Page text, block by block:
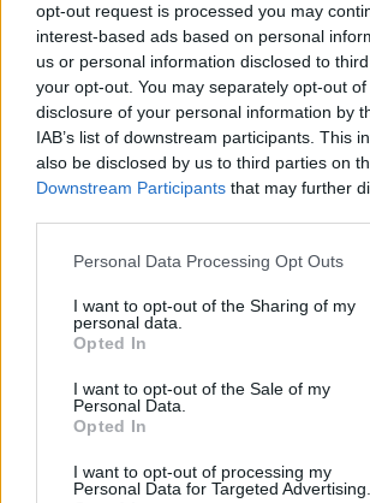
opt-out request is processed you may
interest-based ads based on personal
us or personal information disclosed to
your opt-out. You may separately opt-out
disclosure of your personal information by
IAB’s list of downstream participants. This
also be disclosed by us to third parties on
Downstream Participants that may further
Personal Data Processing Opt Outs
I want to opt-out of the Sharing of my
personal data.
Opted In
I want to opt-out of the Sale of my
Personal Data.
Opted In
I want to opt-out of processing my
Personal Data for Targeted Advertising.
Esim for Global
Esim for USA|Esim for Italy| Esim